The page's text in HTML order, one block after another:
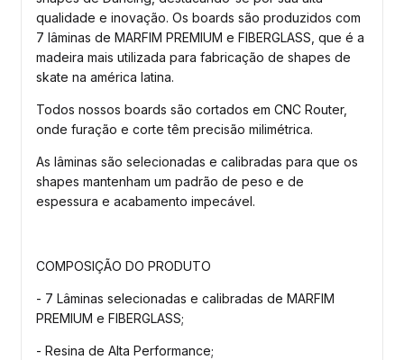
qualidade e inovação. Os boards são produzidos com
7 lâminas de MARFIM PREMIUM e FIBERGLASS, que é a
madeira mais utilizada para fabricação de shapes de
skate na américa latina.
Todos nossos boards são cortados em CNC Router,
onde furação e corte têm precisão milimétrica.
As lâminas são selecionadas e calibradas para que os
shapes mantenham um padrão de peso e de
espessura e acabamento impecável.
COMPOSIÇÃO DO PRODUTO
- 7 Lâminas selecionadas e calibradas de MARFIM
PREMIUM e FIBERGLASS;
- Resina de Alta Performance;